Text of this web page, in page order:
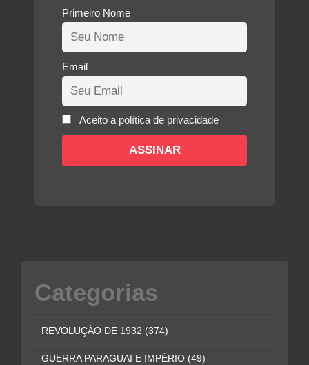
Primeiro Nome
Email
Aceito a política de privacidade
Categorias
REVOLUÇÃO DE 1932 (374)
GUERRA PARAGUAI E IMPÉRIO (49)